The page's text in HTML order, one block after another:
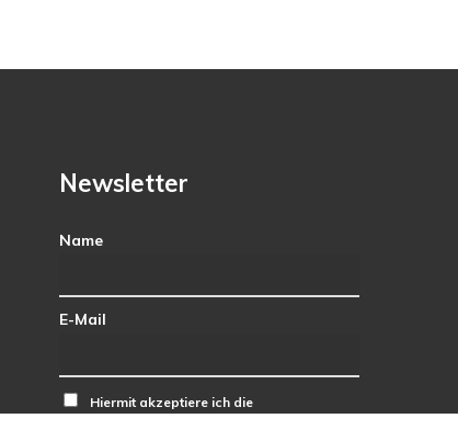
Newsletter
Name
E-Mail
Hiermit akzeptiere ich die